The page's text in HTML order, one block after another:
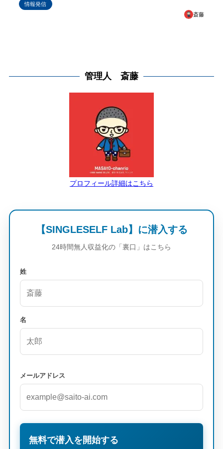
情報発信
斎藤
管理人 斎藤
プロフィール詳細はこちら
【SINGLESELF Lab】に潜入する
24時間無人収益化の「裏口」はこちら
姓
名
メールアドレス
無料で潜入を開始する